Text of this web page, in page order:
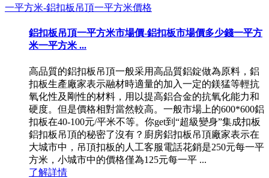
鋁扣板吊頂一平方米市場價-鋁扣板市場價多少錢一平方
米一平方米 ...
高品質的鋁扣板吊頂一般采用高品質鋁錠做為原料，鋁
扣板生產廠家表示融材時適量的加入一定的鎂猛等輕抗
氧化性及剛性的材料，用以提高鋁合金的抗氧化能力和
硬度。但是價格相對當然較高。一般市場上的600*600鋁
扣板在40-100元/平米不等。你get到“超級變身”集成扣板
鋁扣板吊頂的秘密了沒有？廚房鋁扣板吊頂廠家表示在
大城市中，吊頂扣板的人工客服電話花銷是250元每一平
方米，小城市中的價格僅為125元每一平 ...
了解詳情